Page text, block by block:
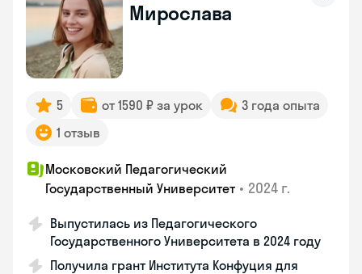
Мирослава
5 от 1590 ₽ за урок
3 года опыта
1 отзыв
Московский Педагогический
Государственный Университет • 2024 г.
Выпустилась из Педагогического
Государственного Университета в 2024 году
Получила грант Института Конфуция для